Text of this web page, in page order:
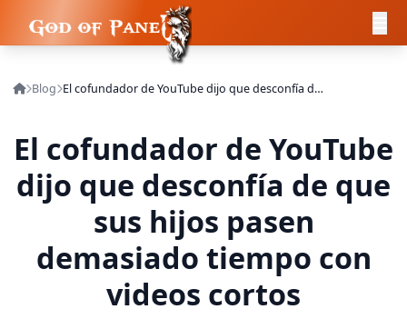
Blog El cofundador de YouTube dijo que desconfía de que sus hijos pasen demasiado tiempo con videos cortos
El cofundador de YouTube
dijo que desconfía de que
sus hijos pasen
demasiado tiempo con
videos cortos